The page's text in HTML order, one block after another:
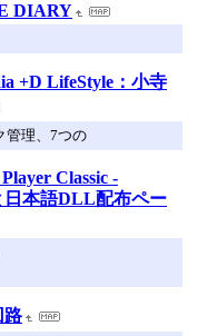
DIARY
+D LifeStyle：小寺
管理、7つの
Classic -
日本語DLL配布ペー
路